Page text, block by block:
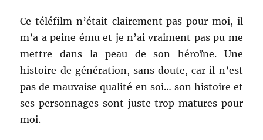
Ce téléfilm n’était clairement pas pour moi, il
m’a a peine ému et je n’ai vraiment pas pu me
mettre dans la peau de son héroïne. Une
histoire de génération, sans doute, car il n’est
pas de mauvaise qualité en soi… son histoire et
ses personnages sont juste trop matures pour
moi.